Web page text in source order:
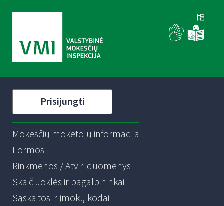
Prisijungti
Mokesčių mokėtojų informacija
Formos
Rinkmenos / Atviri duomenys
Skaičiuoklės ir pagalbininkai
Sąskaitos ir įmokų kodai